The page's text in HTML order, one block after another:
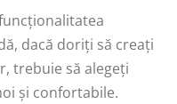
dacă doriți să creați
trebuie să alegeți
și confortabile.